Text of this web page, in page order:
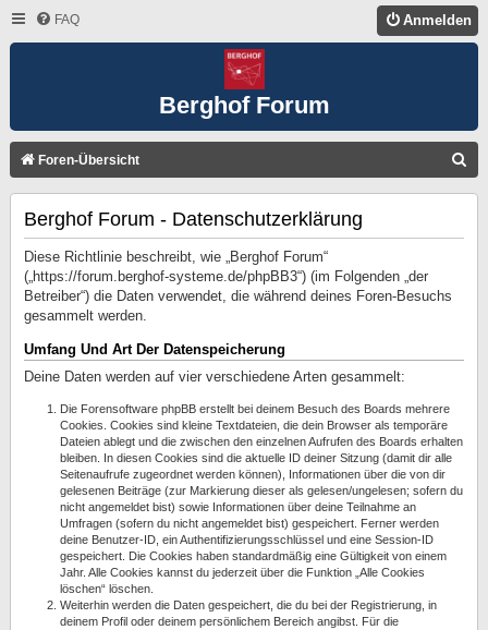
FAQ Anmelden
Berghof Forum
Foren-Übersicht
Berghof Forum - Datenschutzerklärung
Diese Richtlinie beschreibt, wie „Berghof Forum“
(„https://forum.berghof-systeme.de/phpBB3“) (im Folgenden „der
Betreiber“) die Daten verwendet, die während deines Foren-Besuchs
gesammelt werden.
Umfang Und Art Der Datenspeicherung
Deine Daten werden auf vier verschiedene Arten gesammelt:
Die Forensoftware phpBB erstellt bei deinem Besuch des Boards mehrere
Cookies. Cookies sind kleine Textdateien, die dein Browser als temporäre
Dateien ablegt und die zwischen den einzelnen Aufrufen des Boards erhalten
bleiben. In diesen Cookies sind die aktuelle ID deiner Sitzung (damit dir alle
Seitenaufrufe zugeordnet werden können), Informationen über die von dir
gelesenen Beiträge (zur Markierung dieser als gelesen/ungelesen; sofern du
nicht angemeldet bist) sowie Informationen über deine Teilnahme an
Umfragen (sofern du nicht angemeldet bist) gespeichert. Ferner werden
deine Benutzer-ID, ein Authentifizierungsschlüssel und eine Session-ID
gespeichert. Die Cookies haben standardmäßig eine Gültigkeit von einem
Jahr. Alle Cookies kannst du jederzeit über die Funktion „Alle Cookies
löschen“ löschen.
Weiterhin werden die Daten gespeichert, die du bei der Registrierung, in
deinem Profil oder deinem persönlichem Bereich angibst. Für die